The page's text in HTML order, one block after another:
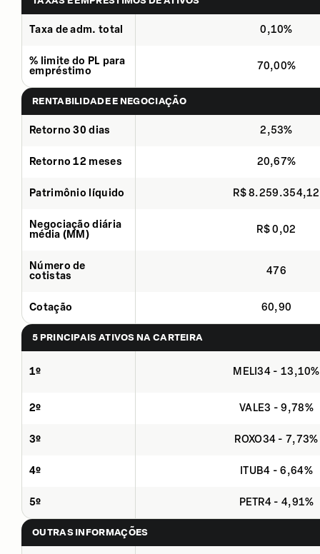
Taxa de adm. total 0,10%
% limite do PL para
empréstimo
70,00%
RENTABILIDADE E NEGOCIAÇÃO
Retorno 30 dias 2,53%
Retorno 12 meses 20,67%
Patrimônio líquido R$ 8.259.354,12
Negociação diária
média (MM)
R$ 0,02
Número de
cotistas
476
Cotação 60,90
5 PRINCIPAIS ATIVOS NA CARTEIRA
1º MELI34 - 13,10%
2º VALE3 - 9,78%
3º ROXO34 - 7,73%
4º ITUB4 - 6,64%
5º PETR4 - 4,91%
OUTRAS INFORMAÇÕES